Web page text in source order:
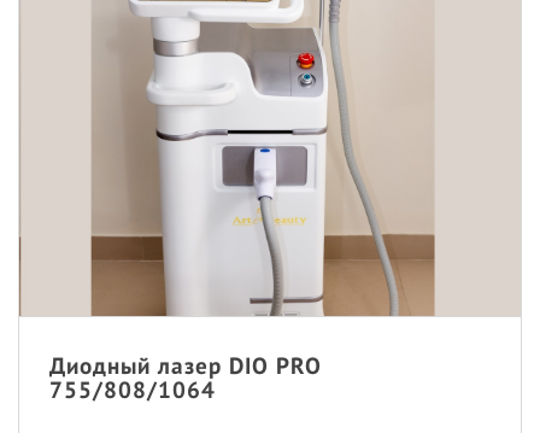
Диодный лазер DIO PRO
755/808/1064